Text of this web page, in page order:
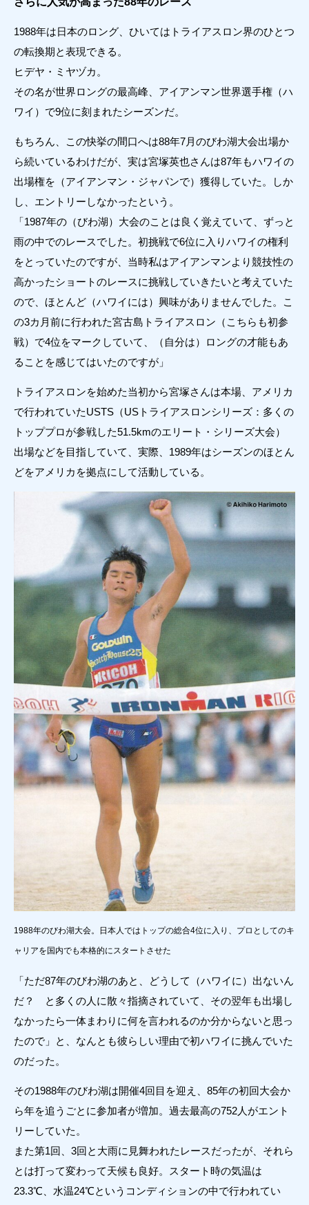
1988年は日本のロング、ひいてはトライアスロン界のひとつ
の転換期と表現できる。
ヒデヤ・ミヤヅカ。
その名が世界ロングの最高峰、アイアンマン世界選手権（ハ
ワイ）で9位に刻まれたシーズンだ。
もちろん、この快挙の間口へは88年7月のびわ湖大会出場か
ら続いているわけだが、実は宮塚英也さんは87年もハワイの
出場権を（アイアンマン・ジャパンで）獲得していた。しか
し、エントリーしなかったという。
「1987年の（びわ湖）大会のことは良く覚えていて、ずっと
雨の中でのレースでした。初挑戦で6位に入りハワイの権利
をとっていたのですが、当時私はアイアンマンより競技性の
高かったショートのレースに挑戦していきたいと考えていた
ので、ほとんど（ハワイには）興味がありませんでした。こ
の3カ月前に行われた宮古島トライアスロン（こちらも初参
戦）で4位をマークしていて、（自分は）ロングの才能もあ
ることを感じてはいたのですが」
トライアスロンを始めた当初から宮塚さんは本場、アメリカ
で行われていたUSTS（USトライアスロンシリーズ：多くの
トッププロが参戦した51.5kmのエリート・シリーズ大会）
出場などを目指していて、実際、1989年はシーズンのほとん
どをアメリカを拠点にして活動している。
1988年のびわ湖大会。日本人ではトップの総合4位に入り、プロとしてのキ
ャリアを国内でも本格的にスタートさせた
「ただ87年のびわ湖のあと、どうして（ハワイに）出ないん
だ？ と多くの人に散々指摘されていて、その翌年も出場し
なかったら一体まわりに何を言われるのか分からないと思っ
たので」と、なんとも彼らしい理由で初ハワイに挑んでいた
のだった。
その1988年のびわ湖は開催4回目を迎え、85年の初回大会か
ら年を追うごとに参加者が増加。過去最高の752人がエント
リーしていた。
また第1回、3回と大雨に見舞われたレースだったが、それら
とは打って変わって天候も良好。スタート時の気温は
23.3℃、水温24℃というコンディションの中で行われてい